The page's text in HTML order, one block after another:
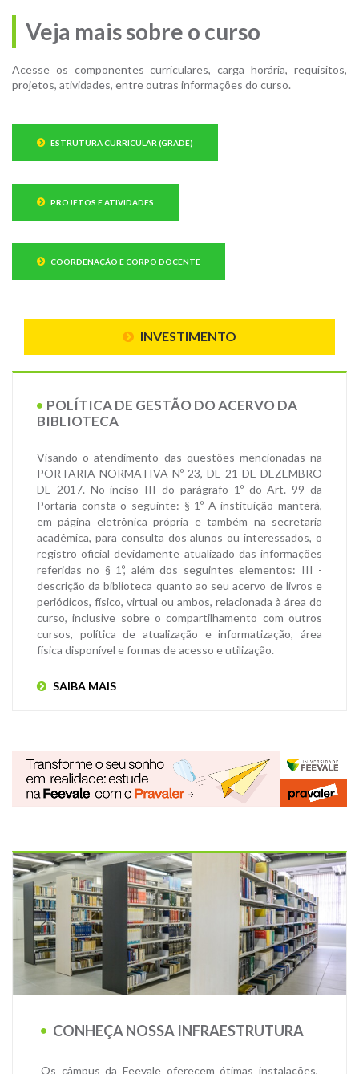
Veja mais sobre o curso
Acesse os componentes curriculares, carga horária, requisitos,
projetos, atividades, entre outras informações do curso.
ESTRUTURA CURRICULAR (GRADE)
PROJETOS E ATIVIDADES
COORDENAÇÃO E CORPO DOCENTE
INVESTIMENTO
POLÍTICA DE GESTÃO DO ACERVO DA
BIBLIOTECA
Visando o atendimento das questões mencionadas na
PORTARIA NORMATIVA Nº 23, DE 21 DE DEZEMBRO
DE 2017. No inciso III do parágrafo 1º do Art. 99 da
Portaria consta o seguinte: § 1º A instituição manterá,
em página eletrônica própria e também na secretaria
acadêmica, para consulta dos alunos ou interessados, o
registro oficial devidamente atualizado das informações
referidas no § 1º, além dos seguintes elementos: III -
descrição da biblioteca quanto ao seu acervo de livros e
periódicos, físico, virtual ou ambos, relacionada à área do
curso, inclusive sobre o compartilhamento com outros
cursos, política de atualização e informatização, área
física disponível e formas de acesso e utilização.
SAIBA MAIS
CONHEÇA NOSSA INFRAESTRUTURA
Os câmpus da Feevale oferecem ótimas instalações,